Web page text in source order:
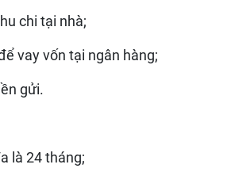
chi tại nhà;
vay vốn tại ngân hàng;
gửi.
là 24 tháng;